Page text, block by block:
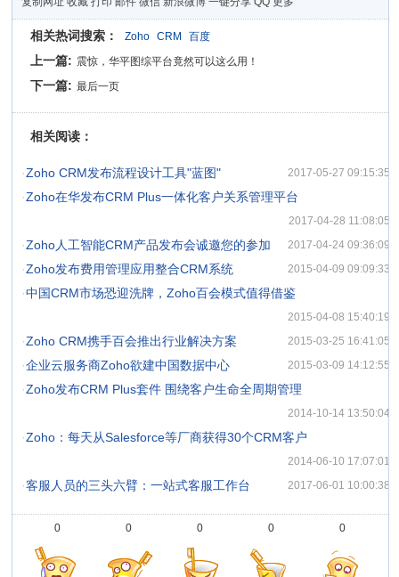
相关热词搜索： Zoho CRM 百度
上一篇: 震惊，华平图综平台竟然可以这么用！
下一篇: 最后一页
相关阅读：
·Zoho CRM发布流程设计工具"蓝图" 2017-05-27 09:15:35
·Zoho在华发布CRM Plus一体化客户关系管理平台
2017-04-28 11:08:05
·Zoho人工智能CRM产品发布会诚邀您的参加 2017-04-24 09:36:09
·Zoho发布费用管理应用整合CRM系统 2015-04-09 09:09:33
·中国CRM市场恐迎洗牌，Zoho百会模式值得借鉴
2015-04-08 15:40:19
·Zoho CRM携手百会推出行业解决方案 2015-03-25 16:41:05
·企业云服务商Zoho欲建中国数据中心 2015-03-09 14:12:55
·Zoho发布CRM Plus套件 围绕客户生命全周期管理
2014-10-14 13:50:04
·Zoho：每天从Salesforce等厂商获得30个CRM客户
2014-06-10 17:07:01
·客服人员的三头六臂：一站式客服工作台 2017-06-01 10:00:38
0 0 0 0 0